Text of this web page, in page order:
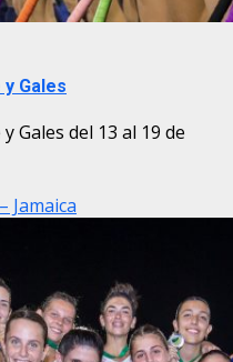
Gales
Gales del 13 al 19 de
Jamaica